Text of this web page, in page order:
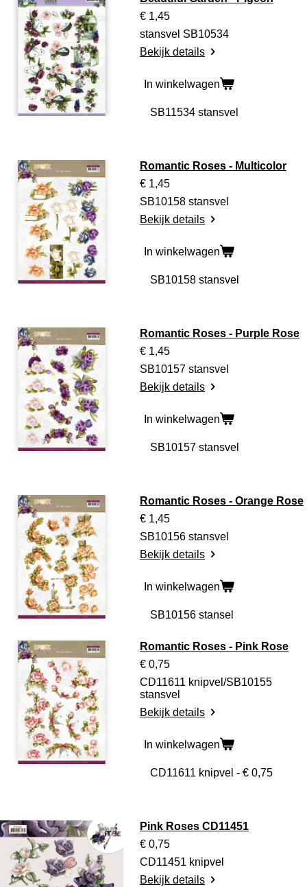
€ 1,45
stansvel SB10534
Bekijk details
In winkelwagen
Romantic Roses - Multicolor
€ 1,45
SB10158 stansvel
Bekijk details
In winkelwagen
Romantic Roses - Purple Rose
€ 1,45
SB10157 stansvel
Bekijk details
In winkelwagen
Romantic Roses - Orange Rose
€ 1,45
SB10156 stansvel
Bekijk details
In winkelwagen
Romantic Roses - Pink Rose
€ 0,75
CD11611 knipvel/SB10155
stansvel
Bekijk details
In winkelwagen
Pink Roses CD11451
€ 0,75
CD11451 knipvel
Bekijk details